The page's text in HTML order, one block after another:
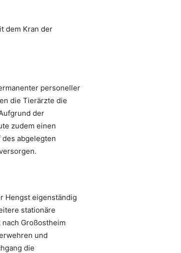
dem Kran der
personeller
die Tierärzte die
der
zudem einen
abgelegten
Hengst eigenständig
stationäre
Großostheim
und
die